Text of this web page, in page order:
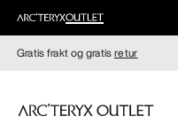
Gratis frakt og gratisretur